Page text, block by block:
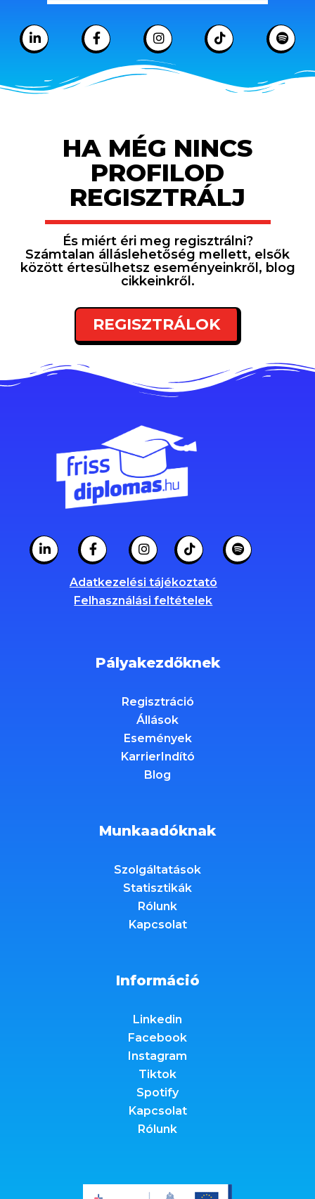
HA MÉG NINCS
PROFILOD
REGISZTRÁLJ
És miért éri meg regisztrálni?
Számtalan álláslehetőség mellett, elsők
között értesülhetsz eseményeinkről, blog
cikkeinkről.
REGISZTRÁLOK
Adatkezelési tájékoztató
Felhasználási feltételek
Pályakezdőknek
Regisztráció
Állások
Események
KarrierIndító
Blog
Munkaadóknak
Szolgáltatások
Statisztikák
Rólunk
Kapcsolat
Információ
Linkedin
Facebook
Instagram
Tiktok
Spotify
Kapcsolat
Rólunk